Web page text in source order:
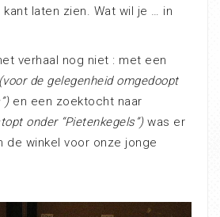
laten zien. Wat wil je … in
verhaal nog niet : met een
(voor de gelegenheid omgedoopt
en een zoektocht naar
onder “Pietenkegels”) was er
de winkel voor onze jonge